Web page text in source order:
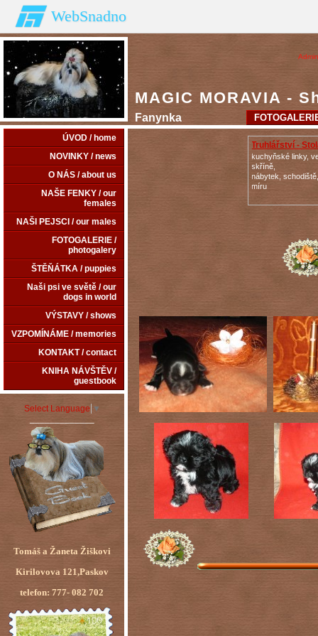
WebSnadno
MAGIC MORAVIA -
Fanynka
ÚVOD / home
NOVINKY / news
O NÁS / about us
NAŠE FENKY / our
females
NAŠI PEJSCI / our males
FOTOGALERIE /
photogalery
ŠTĚŇÁTKA / puppies
Naši psi ve světě / our
dogs in world
VÝSTAVY / shows
VZPOMÍNÁME / memories
KONTAKT / contact
KNIHA NÁVŠTĚV /
guestbook
Select Language ▼
Tomáš a Žaneta Žiškovi
Kirilovova 121,Paskov
telefon: 777- 082 702
Truhlářství -
kuchyňské linky,
skříně,
nábytek,
míru